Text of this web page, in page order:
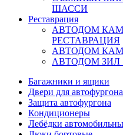
ШАССИ
Реставрация
АВТОДОМ
РЕСТАВРАЦИЯ
АВТОДОМ
АВТОДОМ ЗИЛ
Багажники и ящики
Двери для автофургона
Защита автофургона
Кондиционеры
Лебёдки